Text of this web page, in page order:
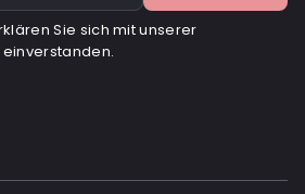
Sie sich mit unserer
einverstanden.